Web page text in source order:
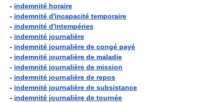
- indemnité horaire
- indemnité d'incapacité temporaire
- indemnité d'intempéries
- indemnité journalière
- indemnité journalière de congé payé
- indemnité journalière de maladie
- indemnité journalière de mission
- indemnité journalière de repos
- indemnité journalière de subsistance
- indemnité journalière de tournée